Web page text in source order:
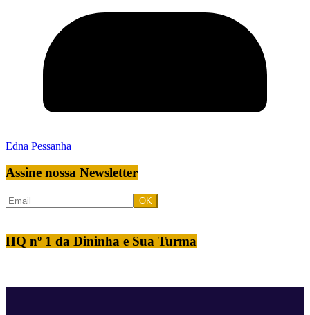
Edna Pessanha
Assine nossa Newsletter
HQ nº 1 da Dininha e Sua Turma